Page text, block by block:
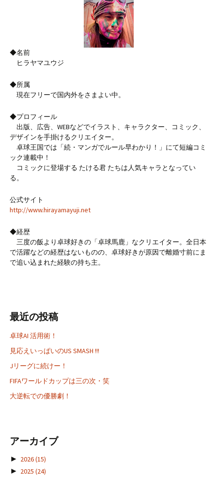
◆名前
ヒラヤマユウジ
◆所属
現在フリーで国内外をさまよい中。
◆プロフィール
出版、広告、WEBなどでイラスト、キャラクター、コミック、
デザインを手掛けるクリエイター。
卓球王国では「続・マンガでルール早わかり！」にて短編コミ
ック連載中！
コミックに登場する たける君 たちは人気キャラとなってい
る。
公式サイト
http://www.hirayamayuji.net
◆経歴
三度の飯より卓球好きの「卓球馬鹿」なクリエイター。全日本
で活躍などの経歴はないものの、卓球好きが原因で離婚寸前にま
で追い込まれた経験の持ち主。
最近の投稿
卓球AI 活用術！
見応えいっぱいのUS SMASH !!!
Jリーグに続けー！
FIFAワールドカップは三の次・笑
大逆転での優勝劇！
アーカイブ
► 2026(15)
► 2025 (24)